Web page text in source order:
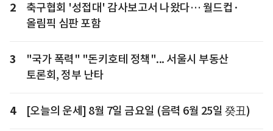
2
축구협회 '성접대' 감사보고서 나왔다… 월드컵·
올림픽 심판 포함
3
"국가 폭력" "돈키호테 정책"... 서울시 부동산
토론회, 정부 난타
4 [오늘의 운세] 8월 7일 금요일 (음력 6월 25일 癸丑)